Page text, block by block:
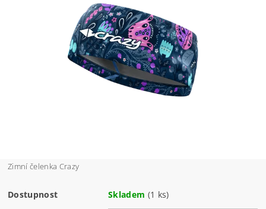
Zimní čelenka Crazy
Dostupnost Skladem (1 ks)